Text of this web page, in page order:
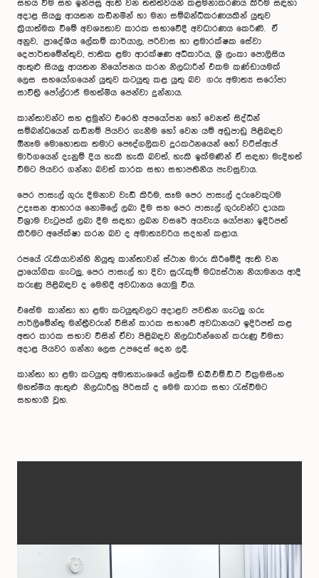
සහය වීම සහ ඉන්පසු ඇති වන තත්ත්වයන් කළමනාකරණය කිරීම සඳහා
අදාළ සියලු ආයතන කඩිනමින් හා මනා සම්බන්ධීකරණයකින් යුතුව
ක්‍රියාත්මක විමේ අවශ්‍යතාව කාරක සභාවේදී අවධාරණය කෙරිණි. ඒ
අනුව, ප්‍රාදේශීය ලේකම් කාර්යාල, පරිවාස හා ළමාරක්ෂක සේවා
දෙපාර්තමේන්තුව, ජාතික ළමා ආරක්ෂණ අධිකාරිය, ශ්‍රී ලංකා පොලිසිය
ඇතුළු සියලු ආයතන නියෝජනය කරන නිලධාරීන් එකම කණ්ඩායමක්
ලෙස සහයෝගයෙන් යුතුව කටයුතු කළ යුතු බව ගරු අමාත්‍ය සරෝජා
සාවිත්‍රි පෝල්රාජ් මහත්මිය පෙන්වා දුන්නාය.
කාන්තාවන්ට සහ ළමුන්ට එරෙහි අපයෝජන හෝ වෙනත් සිද්ධීන්
සම්බන්ධයෙන් කඩිනම් පියවර ගැනීම හෝ වෙන යම් අඩුපාඩු පිළිබඳව
ඕනෑම මොහොතක තමාට පෞද්ගලිකව දුරකථනයෙන් හෝ වට්ස්ඇප්
මාර්ගයෙන් දැනුම් දිය හැකි හැකි බවත්, හැකි ඉක්මණින් ඒ සඳහා මැදිහත්
වීමට පියවර ගන්නා බවත් කාරක සභා සභාපතිනිය පැවසුවාය.
පෙර පාසැල් ගුරු දීමනාව වැඩි කිරීම, සෑම පෙර පාසැල් දරුවෙකුටම
උදෑසන ආහාරය නොමිලේ ලබා දීම සහ පෙර පාසැල් ගුරුවන්ට දායක
විශ්‍රාම වැටුපක් ලබා දීම සඳහා ලබන වසරේ අයවැය යෝජනා ඉදිරිපත්
කිරීමට අපේක්ෂා කරන බව ද අමාත්‍යවරිය සදහන් කළාය.
රජයේ රැකියාවන්හි නියුතු කාන්තාවන් ස්ථාන මාරු කිරීමේදී ඇති වන
ප්‍රායෝගික ගැටලු, පෙර පාසැල් හා දිවා සුරැකුම් මධ්‍යස්ථාන නියාමනය ආදී
කරුණු පිළිබඳව ද මෙහිදී අවධානය යොමු විය.
එසේම කාන්තා හා ළමා කටයුතුවලට අදාළව පවතින ගැටලු ගරු
පාර්ලිමේන්තු මන්ත්‍රීවරුන් විසින් කාරක සභාවේ අවධානයට ඉදිරිපත් කළ
අතර කාරක සභාව විසින් ඒවා පිළිබඳව නිලධාරීන්ගෙන් කරුණු විමසා
අදාළ පියවර ගන්නා ලෙස උපදෙස් දෙන ලදී.
කාන්තා හා ළමා කටයුතු අමාත්‍යාංශයේ ලේකම් ඩබ්.එම්.ඩී.ටී වික්‍රමසිංහ
මහත්මිය ඇතුළු නිලධාරීහු පිරිසක් ද මෙම කාරක සභා රැස්වීමට
සහභාගී වූහ.